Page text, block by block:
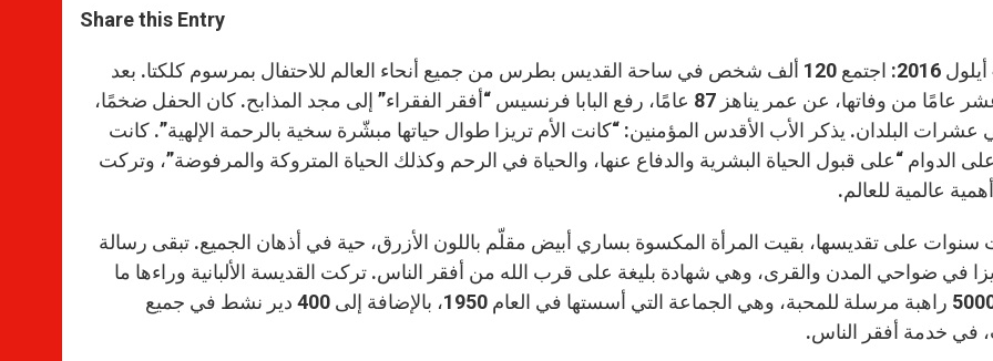
t
s
p
p
s
e
g
e
r
e
b
o
k
r
Share this Entry
روما، 4 أيلول 2016: اجتمع 120 ألف شخص في ساحة القديس بطرس من جميع أنحاء العالم للاحتفال بمرسوم كلكتا. بعد
تسعة عشر عامًا من وفاتها، عن عمر يناهز 87 عامًا، رفع البابا فرنسيس “أفقر الفقراء” إلى مجد المذابح. كان الحفل ضخمًا،
عشرات البلدان. يذكر الأب الأقدس المؤمنين: “كانت الأم تريزا طوال حياتها مبشّرة سخية بالرحمة الإلهية”. كانت
الدوام “على قبول الحياة البشرية والدفاع عنها، والحياة في الرحم وكذلك الحياة المتروكة والمرفوضة”، وتركت
أهمية عالمية للعالم.
على تقديسها، بقيت المرأة المكسوة بساري أبيض مقلّم باللون الأزرق، حية في أذهان الجميع. تبقى رسالة
في ضواحي المدن والقرى، وهي شهادة بليغة على قرب الله من أفقر الناس. تركت القديسة الألبانية وراءها ما
يقارب 5000 راهبة مرسلة للمحبة، وهي الجماعة التي أسستها في العام 1950، بالإضافة إلى 400 دير نشط في جميع
في خدمة أفقر الناس.